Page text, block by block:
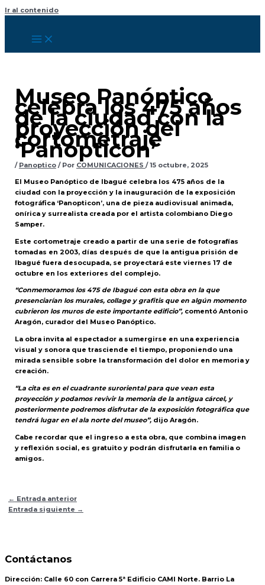
Ir al contenido
Museo Panóptico
celebra los 475 años
de la ciudad con la
proyección del
cortometraje
‘Panopticon’
/ Panoptico/ Por COMUNICACIONES /15 octubre, 2025
El Museo Panóptico de Ibagué celebra los 475 años de la
ciudad con la proyección y la inauguración de la exposición
fotográfica ‘Panopticon’, una de pieza audiovisual animada,
onírica y surrealista creada por el artista colombiano Diego
Samper.
Este cortometraje creado a partir de una serie de fotografías
tomadas en 2003, días después de que la antigua prisión de
Ibagué fuera desocupada, se proyectará este viernes 17 de
octubre en los exteriores del complejo.
“Conmemoramos los 475 de Ibagué con esta obra en la que
presenciarían los murales, collage y grafitis que en algún momento
cubrieron los muros de este importante edificio”, comentó Antonio
Aragón, curador del Museo Panóptico.
La obra invita al espectador a sumergirse en una experiencia
visual y sonora que trasciende el tiempo, proponiendo una
mirada sensible sobre la transformación del dolor en memoria y
creación.
“La cita es en el cuadrante suroriental para que vean esta
proyección y podamos revivir la memoria de la antigua cárcel, y
posteriormente podremos disfrutar de la exposición fotográfica que
tendrá lugar en el ala norte del museo”, dijo Aragón.
Cabe recordar que el ingreso a esta obra, que combina imagen
y reflexión social, es gratuito y podrán disfrutarla en familia o
amigos.
← Entrada anterior
Entrada siguiente →
Contáctanos
Dirección: Calle 60 con Carrera 5ª Edificio CAMI Norte. Barrio La